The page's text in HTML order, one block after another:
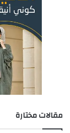
مقالات مختارة